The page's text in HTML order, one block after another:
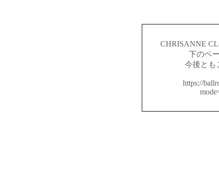
CHRISANNE
下のペ
今後とも
https://